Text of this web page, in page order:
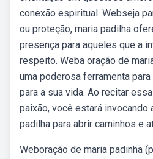
conexão espiritual. Webseja
ou proteção, maria padilha
presença para aqueles que a
respeito. Weba oração de
uma poderosa ferramenta
para a sua vida. Ao recitar
paixão, você estará invocando
padilha para abrir caminhos e
Weboração de maria padinha